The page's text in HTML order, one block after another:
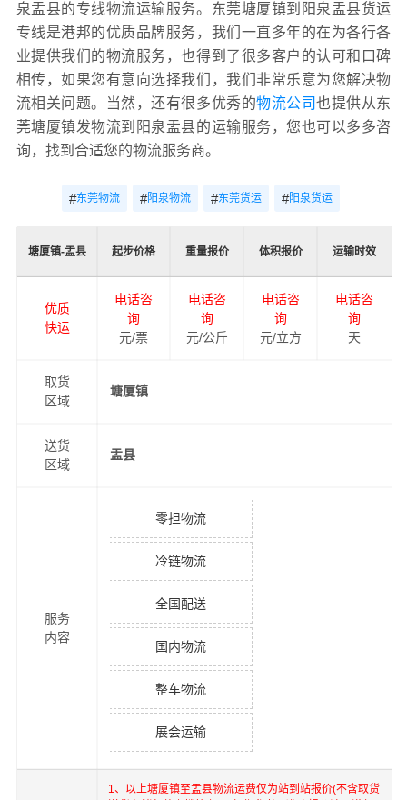
泉盂县的专线物流运输服务。东莞塘厦镇到阳泉盂县货运
专线是港邦的优质品牌服务，我们一直多年的在为各行各
业提供我们的物流服务，也得到了很多客户的认可和口碑
相传，如果您有意向选择我们，我们非常乐意为您解决物
流相关问题。当然，还有很多优秀的物流公司也提供从东
莞塘厦镇发物流到阳泉盂县的运输服务，您也可以多多咨
询，找到合适您的物流服务商。
#东莞物流 #阳泉物流 #东莞货运 #阳泉货运
塘厦镇-盂县 起步价格 重量报价 体积报价 运输时效
优质
快运
电话咨
询
元/票
电话咨
询
元/公斤
电话咨
询
元/立方
电话咨
询
天
取货
区域
塘厦镇
送货
区域
盂县
服务
内容
零担物流
冷链物流
全国配送
国内物流
整车物流
展会运输
1、以上塘厦镇至盂县物流运费仅为站到站报价(不含取货